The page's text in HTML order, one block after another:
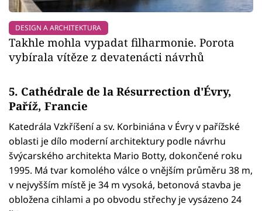
DESIGN A ARCHITEKTURA
Takhle mohla vypadat filharmonie. Porota
vybírala vítěze z devatenácti návrhů
5. Cathédrale de la Résurrection d'Évry,
Paříž, Francie
Katedrála Vzkříšení a sv. Korbiniána v Évry v pařížské
oblasti je dílo moderní architektury podle návrhu
švýcarského architekta Mario Botty, dokončené roku
1995. Má tvar komolého válce o vnějším průměru 38 m,
v nejvyšším místě je 34 m vysoká, betonová stavba je
obložena cihlami a po obvodu střechy je vysázeno 24